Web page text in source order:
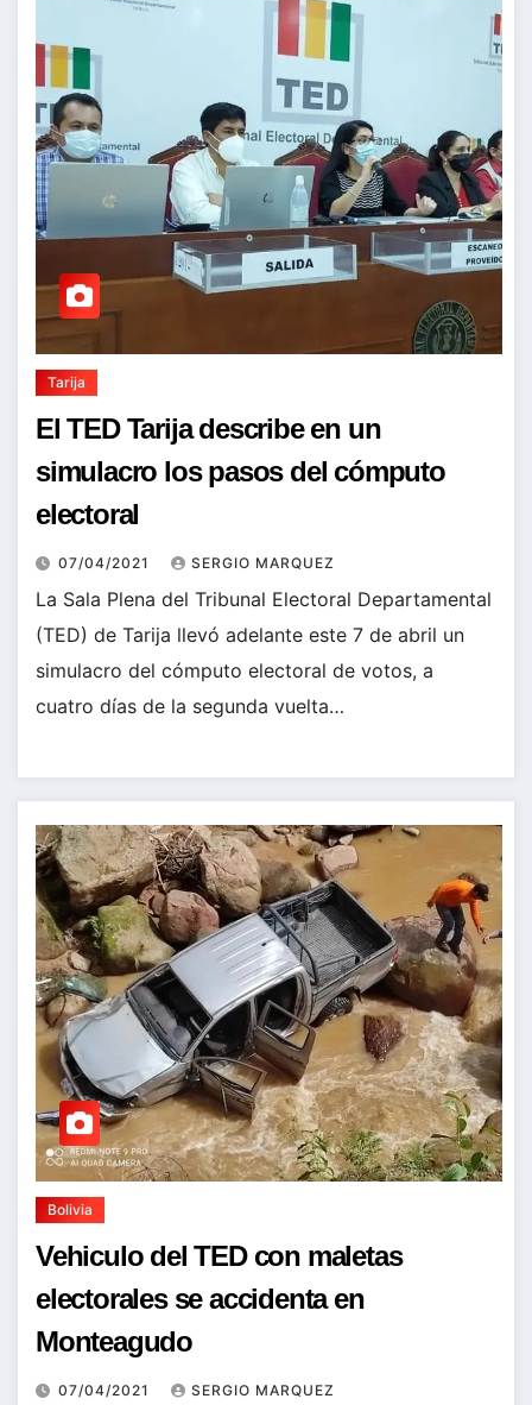
Tarija
El TED Tarija describe en un
simulacro los pasos del cómputo
electoral
07/04/2021 SERGIO MARQUEZ
La Sala Plena del Tribunal Electoral Departamental
(TED) de Tarija llevó adelante este 7 de abril un
simulacro del cómputo electoral de votos, a
cuatro días de la segunda vuelta…
Bolivia
Vehiculo del TED con maletas
electorales se accidenta en
Monteagudo
07/04/2021 SERGIO MARQUEZ